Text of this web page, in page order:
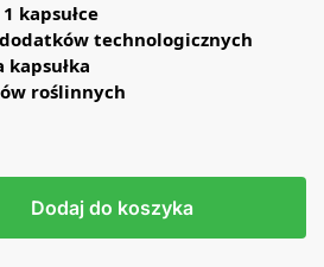
kapsułce
dodatków technologicznych
roślinnych
Dodaj do koszyka